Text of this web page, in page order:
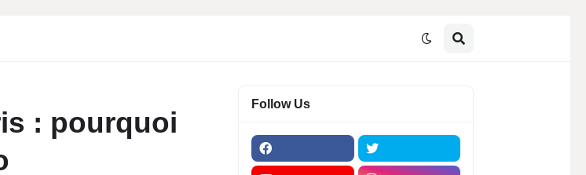
: pourquoi
Follow Us